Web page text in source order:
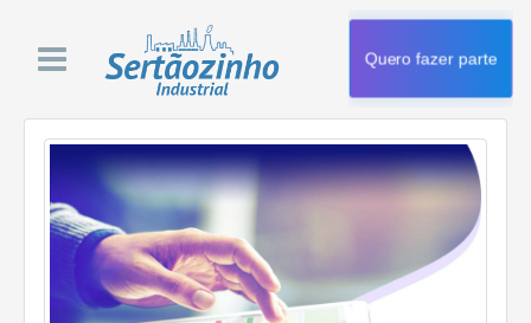
Quero fazer parte